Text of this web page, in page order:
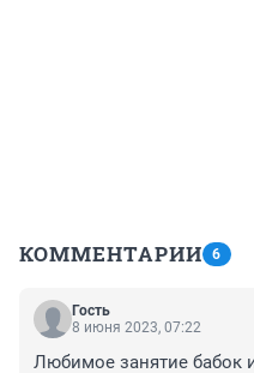
КОММЕНТАРИИ 6
Гость
8 июня 2023, 07:22
Любимое занятие бабок